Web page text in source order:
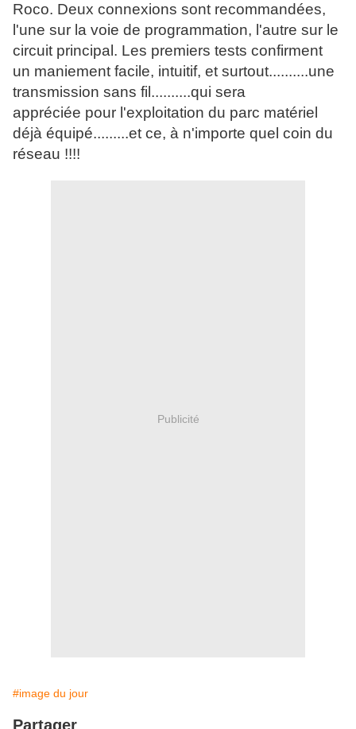
Roco. Deux connexions sont recommandées,
l'une sur la voie de programmation, l'autre sur le
circuit principal. Les premiers tests confirment
un maniement facile, intuitif, et surtout..........une
transmission sans fil..........qui sera
appréciée pour l'exploitation du parc matériel
déjà équipé.........et ce, à n'importe quel coin du
réseau !!!!
Publicité
#image du jour
Partager